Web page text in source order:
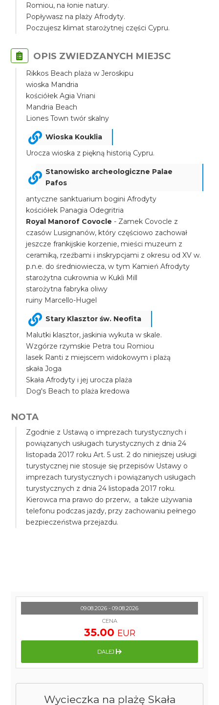
Romiou, na łonie natury.
Popływasz na plaży Afrodyty.
Poczujesz klimat starożytnej części Cypru.
OPIS ZWIEDZANYCH MIEJSC
Rikkos Beach plaża w Jeroskipu
wioska Mandria
kościółek Agia Vriani
Mandria Beach
Liones Town twór skalny
Wioska Kouklia
Urocza wioska z piękną historią Cypru.
Stanowisko archeologiczne Palae
Pafos
antyczne sanktuarium bogini Afrodyty
kościółek Panagia Odegritria
Royal Manorof Covocle - Zamek Covocle z
czasów Lusignanów, który częściowo zachował
jeszcze frankijskie korzenie, mieści muzeum z
ceramiką, rzeźbami i inskrypcjami z okresu od XV w.
p.n.e. do średniowiecza, w tym Kamień Afrodyty
starożytna cukrownia w Kukli Mill
starożytna fabryka oliwy
ruiny Marcello-Hugel
Stary Klasztor św. Neofita
Malutki klasztor, jaskinia wykuta w skale.
Wzgórze rzymskie Petra tou Romiou
lasek Ranti z miejscem widokowym i plażą
skała Joga
Skała Afrodyty i jej urocza plaża
Dog's Beach to plaża kredowa
NOTA
Zgodnie z Ustawą o imprezach turystycznych i
powiązanych usługach turystycznych z dnia 24
listopada 2017 roku Art. 5 ust. 2 do niniejszej usługi
turystycznej nie stosuje się przepisów Ustawy o
imprezach turystycznych i powiązanych usługach
turystycznych z dnia 24 listopada 2017 roku.
Kierowca ma prawo do przerw, a także używania
telefonu podczas jazdy, przy zachowaniu pełnego
bezpieczeństwa przejazdu.
Wycieczka na plażę Skała
09.08.2026 - 09.08.2026
CENA
35.00 EUR
DALEJ